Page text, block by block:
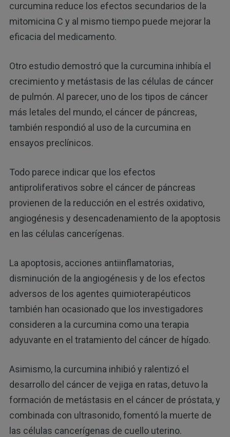
curcumina reduce los efectos secundarios de la
mitomicina C y al mismo tiempo puede mejorar la
eficacia del medicamento.
Otro estudio demostró que la curcumina inhibía el
crecimiento y metástasis de las células de cáncer
de pulmón. Al parecer, uno de los tipos de cáncer
más letales del mundo, el cáncer de páncreas,
también respondió al uso de la curcumina en
ensayos preclínicos.
Todo parece indicar que los efectos
antiproliferativos sobre el cáncer de páncreas
provienen de la reducción en el estrés oxidativo,
angiogénesis y desencadenamiento de la apoptosis
en las células cancerígenas.
La apoptosis, acciones antiinflamatorias,
disminución de la angiogénesis y de los efectos
adversos de los agentes quimioterapéuticos
también han ocasionado que los investigadores
consideren a la curcumina como una terapia
adyuvante en el tratamiento del cáncer de hígado.
Asimismo, la curcumina inhibió y ralentizó el
desarrollo del cáncer de vejiga en ratas,detuvo la
formación de metástasis en el cáncer de próstata, y
combinada con ultrasonido, fomentó la muerte de
las células cancerígenas de cuello uterino.